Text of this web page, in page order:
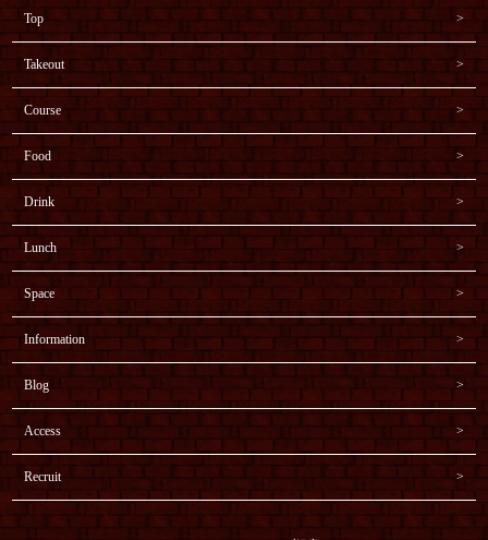
Top
Takeout
Course
Food
Drink
Lunch
Space
Information
Blog
Access
Recruit